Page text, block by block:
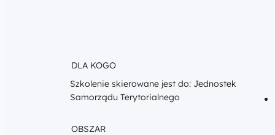
DLA KOGO
Szkolenie skierowane jest do: Jednostek
Samorządu Terytorialnego
OBSZAR